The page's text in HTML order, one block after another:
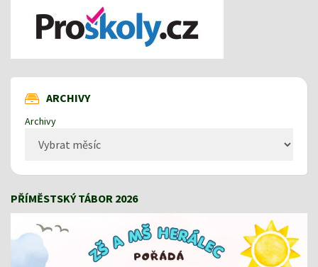
ARCHIVY
Archivy
PŘÍMĚSTSKÝ TÁBOR 2026